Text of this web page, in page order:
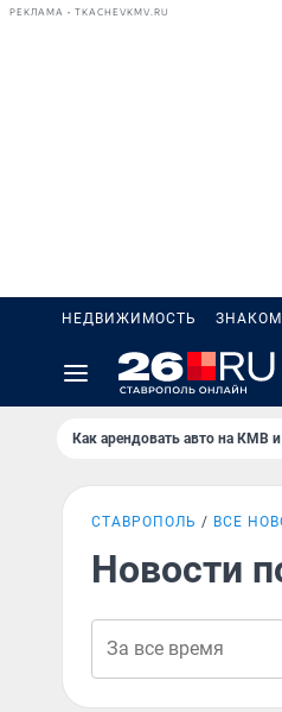
РЕКЛАМА • TKACHEVKMV.RU
НЕДВИЖИМОСТЬ
Как арендовать авто на КМВ
СТАВРОПОЛЬ ВСЕ
Новости